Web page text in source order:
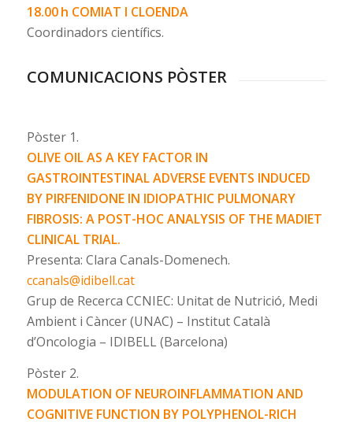
18.00 h COMIAT I CLOENDA
Coordinadors científics.
COMUNICACIONS PÒSTER
Pòster 1.
OLIVE OIL AS A KEY FACTOR IN
GASTROINTESTINAL ADVERSE EVENTS INDUCED
BY PIRFENIDONE IN IDIOPATHIC PULMONARY
FIBROSIS: A POST-HOC ANALYSIS OF THE MADIET
CLINICAL TRIAL.
Presenta: Clara Canals-Domenech.
ccanals@idibell.cat
Grup de Recerca CCNIEC: Unitat de Nutrició, Medi
Ambient i Càncer (UNAC) – Institut Català
d’Oncologia – IDIBELL (Barcelona)
Pòster 2.
MODULATION OF NEUROINFLAMMATION AND
COGNITIVE FUNCTION BY POLYPHENOL-RICH